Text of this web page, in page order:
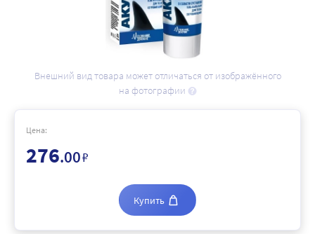
Внешний вид товара может отличаться от изображённого
на фотографии
Цена:
276.00₽
Купить